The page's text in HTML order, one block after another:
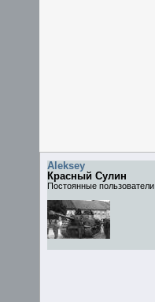
Aleksey
Красный Сулин
Постоянные пользователи